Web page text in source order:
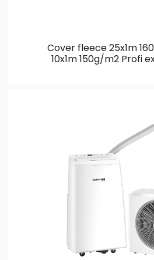
Cover fleece 25x1m
10x1m 150g/m2 Profi